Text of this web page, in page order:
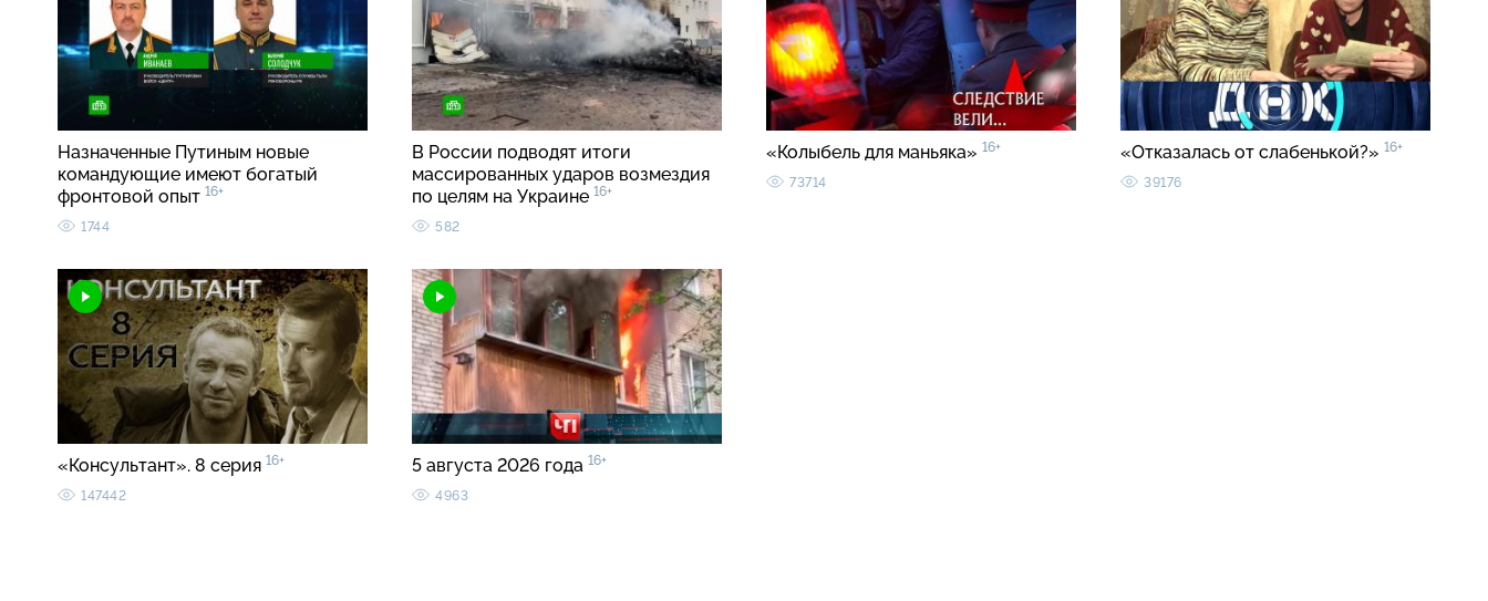
Назначенные Путиным новые
командующие имеют богатый
фронтовой опыт 16+
1744
В России подводят итоги
массированных ударов возмездия
по целям на Украине 16+
582
«Колыбель для маньяка» 16+
73714
«Отказалась от слабенькой?» 16+
39176
«Консультант». 8 серия 16+
147442
5 августа 2026 года 16+
4963